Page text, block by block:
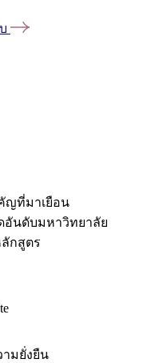
ญที่มาเยือน
อันดับมหาวิทยาลัย
กสูตร
ามยั่งยืน